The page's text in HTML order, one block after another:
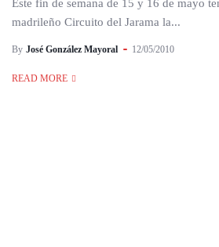
Este fin de semana de 15 y 16 de mayo
madrileño Circuito del Jarama la...
By José González Mayoral 12/05/2010
READ MORE